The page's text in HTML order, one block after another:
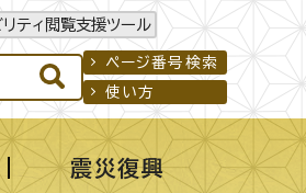
リティ閲覧支援ツール
ページ番号検索
使い方
震災復興